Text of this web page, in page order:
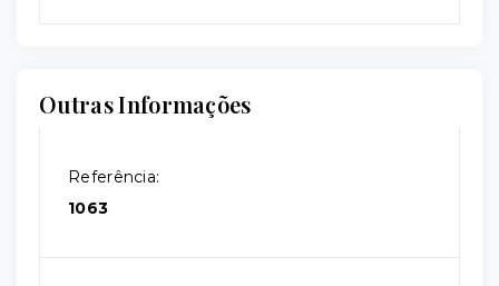
Outras Informações
Referência:
1063